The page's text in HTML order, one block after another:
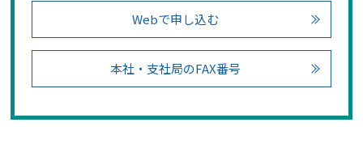
Webで申し込む
本社・支社局のFAX番号